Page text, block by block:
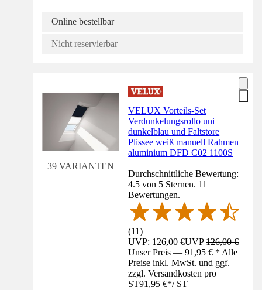
Online bestellbar
Nicht reservierbar
39 VARIANTEN
VELUX Vorteils-Set
Verdunkelungsrollo uni
dunkelblau und Faltstore
Plissee weiß manuell Rahmen
aluminium DFD C02 1100S
Durchschnittliche Bewertung:
4.5 von 5 Sternen. 11
Bewertungen.
(11)
UVP: 126,00 €UVP126,00 €
Unser Preis — 91,95 € * Alle
Preise inkl. MwSt. und ggf.
zzgl. Versandkosten pro
ST91,95 €*/ ST